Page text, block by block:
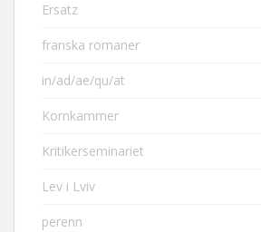
Ersatz
franska romaner
in/ad/ae/qu/at
Kornkammer
Kritikerseminariet
Lev i Lviv
perenn